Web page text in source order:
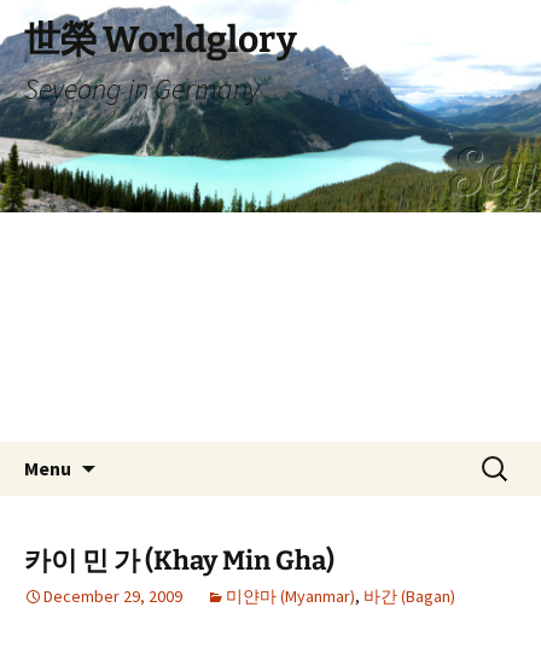
to
content
世榮 Worldglory
Seyeong in Germany
Menu
Search
for:
카이 민 가 (Khay Min Gha)
December 29, 2009 미얀마 (Myanmar), 바간 (Bagan)